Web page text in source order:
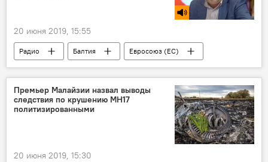
20 июня 2019, 15:55
Радио Балтия
Евросоюз (ЕС)
экономика
изменение климата
Премьер Малайзии назвал выводы
следствия по крушению МН17
политизированными
20 июня 2019, 15:30